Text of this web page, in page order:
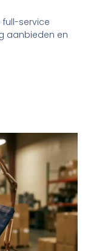
service
aanbieden en